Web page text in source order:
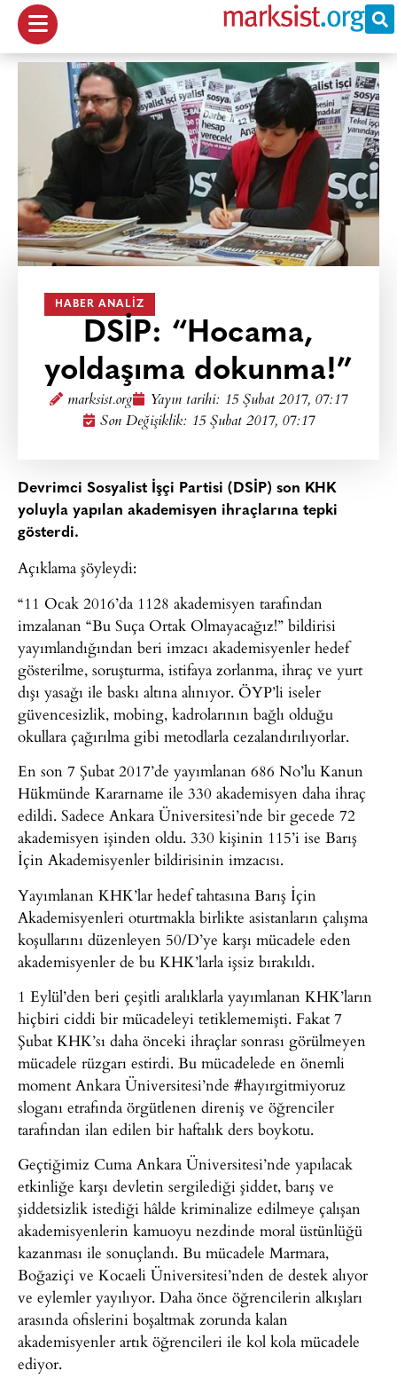
HABER ANALIZ
DSİP: “Hocama,
yoldaşıma dokunma!”
marksist.org Yayın tarihi: 15 Şubat 2017, 07:17
Son Değişiklik: 15 Şubat 2017, 07:17
Devrimci Sosyalist İşçi Partisi (DSİP) son KHK
yoluyla yapılan akademisyen ihraçlarına tepki
gösterdi.
Açıklama şöyleydi:
“11 Ocak 2016’da 1128 akademisyen tarafından
imzalanan “Bu Suça Ortak Olmayacağız!” bildirisi
yayımlandığından beri imzacı akademisyenler hedef
gösterilme, soruşturma, istifaya zorlanma, ihraç ve yurt
dışı yasağı ile baskı altına alınıyor. ÖYP’li iseler
güvencesizlik, mobing, kadrolarının bağlı olduğu
okullara çağırılma gibi metodlarla cezalandırılıyorlar.
En son 7 Şubat 2017’de yayımlanan 686 No’lu Kanun
Hükmünde Kararname ile 330 akademisyen daha ihraç
edildi. Sadece Ankara Üniversitesi’nde bir gecede 72
akademisyen işinden oldu. 330 kişinin 115’i ise Barış
İçin Akademisyenler bildirisinin imzacısı.
Yayımlanan KHK’lar hedef tahtasına Barış İçin
Akademisyenleri oturtmakla birlikte asistanların çalışma
koşullarını düzenleyen 50/D’ye karşı mücadele eden
akademisyenler de bu KHK’larla işsiz bırakıldı.
1 Eylül’den beri çeşitli aralıklarla yayımlanan KHK’ların
hiçbiri ciddi bir mücadeleyi tetiklememişti. Fakat 7
Şubat KHK’sı daha önceki ihraçlar sonrası görülmeyen
mücadele rüzgarı estirdi. Bu mücadelede en önemli
moment Ankara Üniversitesi’nde #hayırgitmiyoruz
sloganı etrafında örgütlenen direniş ve öğrenciler
tarafından ilan edilen bir haftalık ders boykotu.
Geçtiğimiz Cuma Ankara Üniversitesi’nde yapılacak
etkinliğe karşı devletin sergilediği şiddet, barış ve
şiddetsizlik istediği hâlde kriminalize edilmeye çalışan
akademisyenlerin kamuoyu nezdinde moral üstünlüğü
kazanması ile sonuçlandı. Bu mücadele Marmara,
Boğaziçi ve Kocaeli Üniversitesi’nden de destek alıyor
ve eylemler yayılıyor. Daha önce öğrencilerin alkışları
arasında ofislerini boşaltmak zorunda kalan
akademisyenler artık öğrencileri ile kol kola mücadele
ediyor.